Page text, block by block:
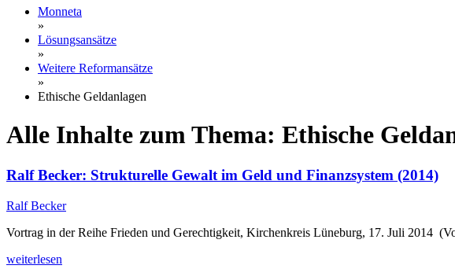
Monneta
»
Lösungsansätze
»
Weitere Reformansätze
»
Ethische Geldanlagen
Alle Inhalte zum Thema: Ethische
Ralf Becker: Strukturelle Gewalt im Geld und Finanzsystem (2014)
Ralf Becker
Vortrag in der Reihe Frieden und Gerechtigkeit, Kirchenkreis Lüneburg, 17. Juli 2014
weiterlesen